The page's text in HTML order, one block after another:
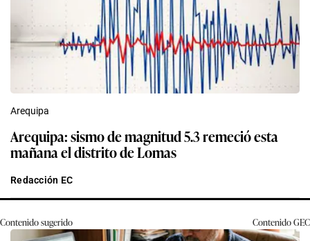
Arequipa
Arequipa: sismo de magnitud 5.3 remeció esta
mañana el distrito de Lomas
Redacción EC
Contenido sugerido ContenidoGEC